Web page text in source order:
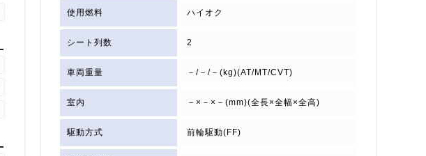
使用燃料 ハイオク
シート列数 2
車両重量 －/－/－(kg)(AT/MT/CVT)
室内 －×－×－(mm)(全長×全幅×全高)
駆動方式 前輪駆動(FF)